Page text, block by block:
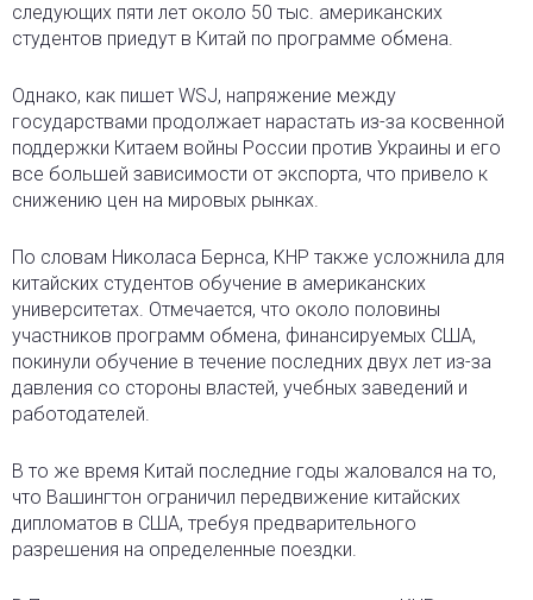
следующих пяти лет около 50 тыс. американских
студентов приедут в Китай по программе обмена.
Однако, как пишет WSJ, напряжение между
государствами продолжает нарастать из-за косвенной
поддержки Китаем войны России против Украины и его
все большей зависимости от экспорта, что привело к
снижению цен на мировых рынках.
По словам Николаса Бернса, КНР также усложнила для
китайских студентов обучение в американских
университетах. Отмечается, что около половины
участников программ обмена, финансируемых США,
покинули обучение в течение последних двух лет из-за
давления со стороны властей, учебных заведений и
работодателей.
В то же время Китай последние годы жаловался на то,
что Вашингтон ограничил передвижение китайских
дипломатов в США, требуя предварительного
разрешения на определенные поездки.